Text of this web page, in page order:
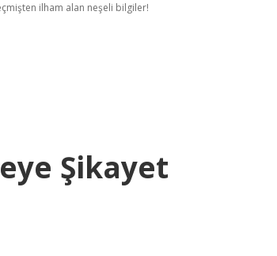
ilham alan neşeli bilgiler!
Şikayet